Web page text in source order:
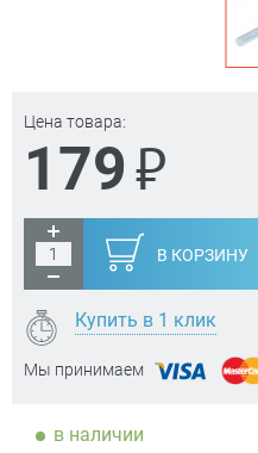
Цена товара:
179₽
В КОРЗИНУ
Купить в 1 клик
Мы принимаем
в наличии